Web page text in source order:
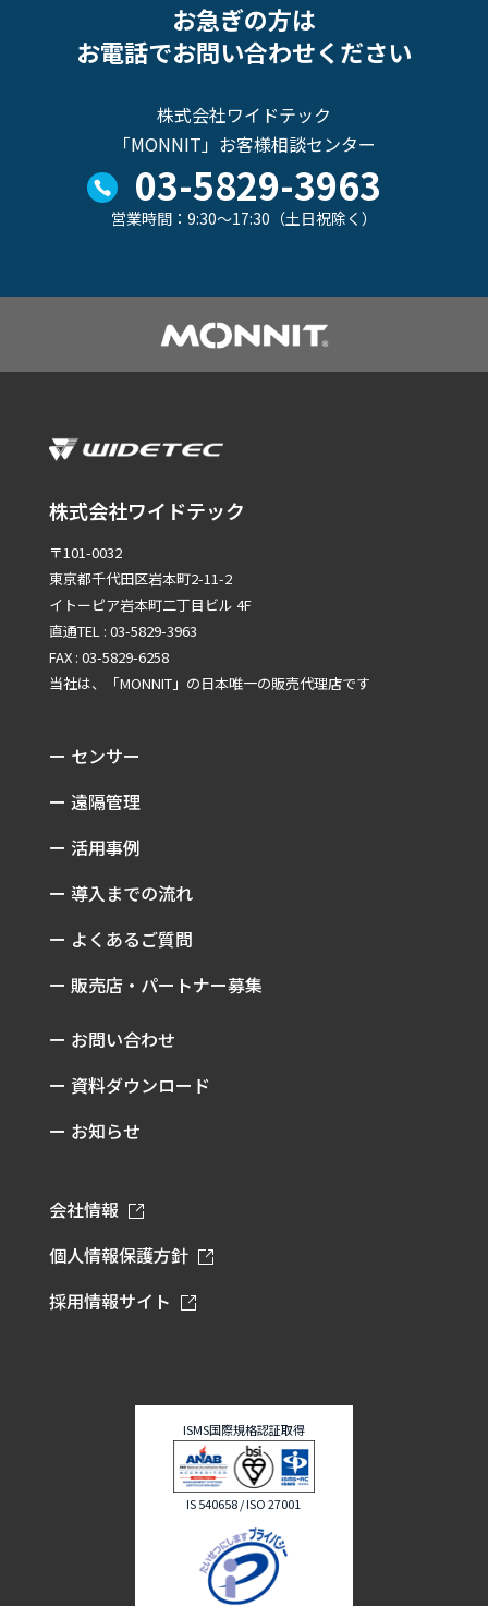
お急ぎの方は
お電話でお問い合わせください
株式会社ワイドテック
「MONNIT」お客様相談センター
03-5829-3963
営業時間：9:30～17:30（土日祝除く）
株式会社ワイドテック
〒101-0032
東京都千代田区岩本町2-11-2
イトーピア岩本町二丁目ビル 4F
直通TEL : 03-5829-3963
FAX : 03-5829-6258
当社は、「MONNIT」の日本唯一の販売代理店です
ー センサー
ー 遠隔管理
ー 活用事例
ー 導入までの流れ
ー よくあるご質問
ー 販売店・パートナー募集
ー お問い合わせ
ー 資料ダウンロード
ー お知らせ
会社情報
個人情報保護方針
採用情報サイト
ISMS国際規格認証取得
IS 540658 / ISO 27001